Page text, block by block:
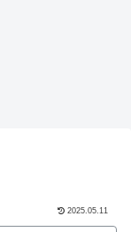
2025.05.11